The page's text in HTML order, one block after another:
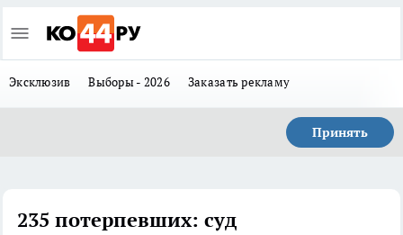
Эксклюзив Выборы - 2026 Заказать рекламу
Принять
235 потерпевших: суд